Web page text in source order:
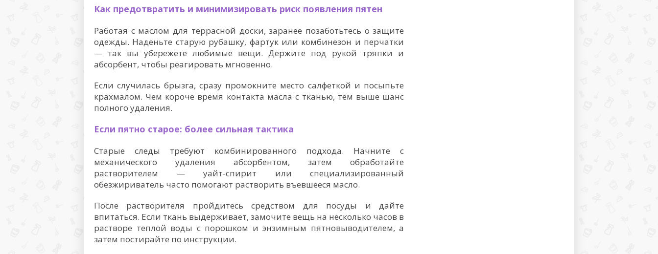
Как предотвратить и минимизировать риск появления пятен
Работая с маслом для террасной доски, заранее позаботьтесь о защите
одежды. Наденьте старую рубашку, фартук или комбинезон и перчатки
— так вы убережете любимые вещи. Держите под рукой тряпки и
абсорбент, чтобы реагировать мгновенно.
Если случилась брызга, сразу промокните место салфеткой и посыпьте
крахмалом. Чем короче время контакта масла с тканью, тем выше шанс
полного удаления.
Если пятно старое: более сильная тактика
Старые следы требуют комбинированного подхода. Начните с
механического удаления абсорбентом, затем обработайте
растворителем — уайт-спирит или специализированный
обезжириватель часто помогают растворить въевшееся масло.
После растворителя пройдитесь средством для посуды и дайте
впитаться. Если ткань выдерживает, замочите вещь на несколько часов в
растворе теплой воды с порошком и энзимным пятновыводителем, а
затем постирайте по инструкции.